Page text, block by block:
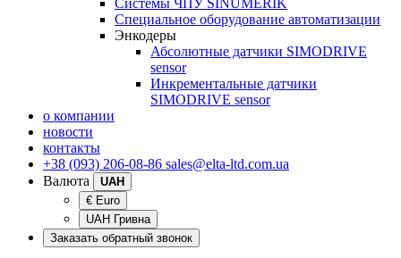
Системы ЧПУ SINUMERIK
Специальное оборудование автоматизации
Энкодеры
Абсолютные датчики SIMODRIVE
sensor
Инкрементальные датчики
SIMODRIVE sensor
о компании
новости
контакты
+38 (093) 206-08-86 sales@elta-ltd.com.ua
Валюта
UAH
€ Euro
UAH Гривна
Заказать обратный звонок